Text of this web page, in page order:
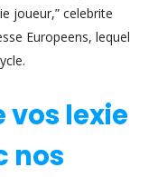
joueur,” celebrite
Europeens, lequel
vos lexie
nos